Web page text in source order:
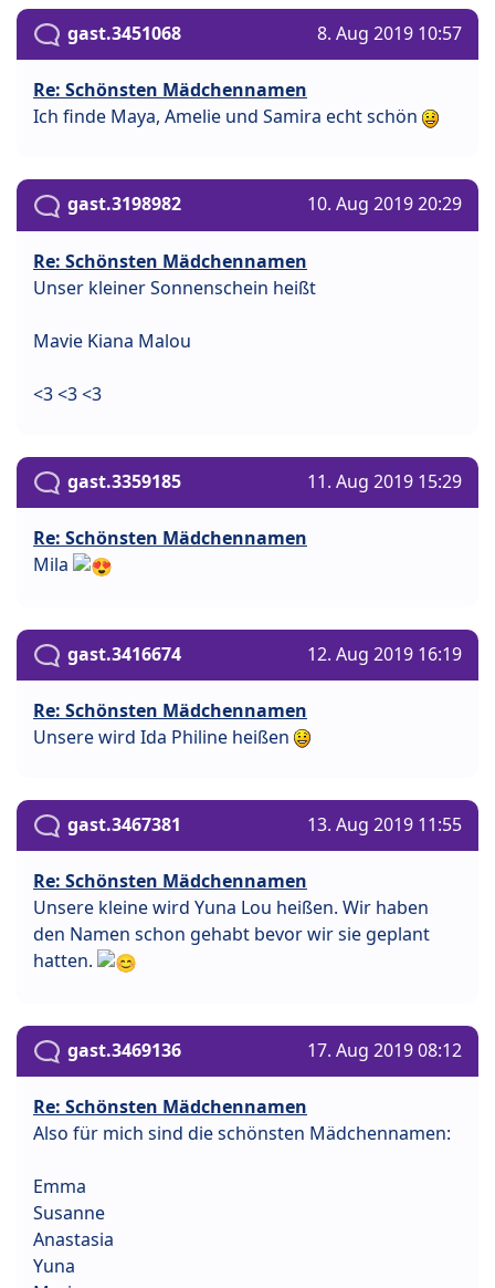
gast.3451068 8. Aug 2019 10:57
Re: Schönsten Mädchennamen
Ich finde Maya, Amelie und Samira echt schön
gast.3198982 10. Aug 2019 20:29
Re: Schönsten Mädchennamen
Unser kleiner Sonnenschein heißt
Mavie Kiana Malou
<3 <3 <3
gast.3359185 11. Aug 2019 15:29
Re: Schönsten Mädchennamen
Mila
gast.3416674 12. Aug 2019 16:19
Re: Schönsten Mädchennamen
Unsere wird Ida Philine heißen
gast.3467381 13. Aug 2019 11:55
Re: Schönsten Mädchennamen
Unsere kleine wird Yuna Lou heißen. Wir haben
den Namen schon gehabt bevor wir sie geplant
hatten.
gast.3469136 17. Aug 2019 08:12
Re: Schönsten Mädchennamen
Also für mich sind die schönsten Mädchennamen:
Emma
Susanne
Anastasia
Yuna